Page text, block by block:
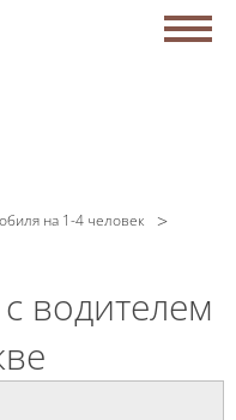
на 1-4 человек
водителем
ознакомлен(а), даю